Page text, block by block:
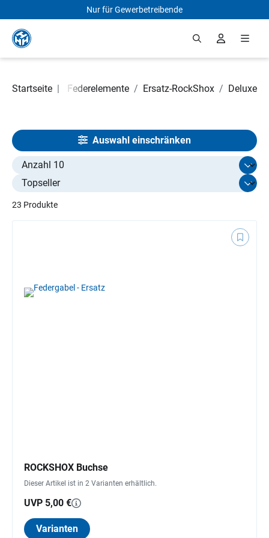
Zum Hauptinhalt springen
Nur für Gewerbetreibende
Startseite |
Fahrradteile / Federelemente / Ersatz-RockShox / Deluxe
Auswahl einschränken
23 Produkte
Select limit
ROCKSHOX Buchse
Dieser Artikel ist in 2 Varianten erhältlich.
UVP 5,00 €
Varianten